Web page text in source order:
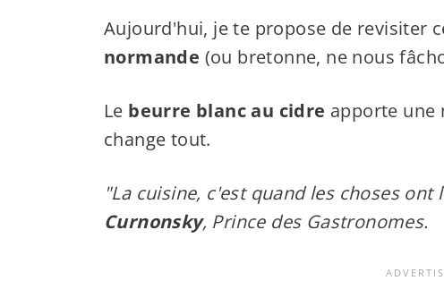
Aujourd'hui, je te propose de revisiter
normande (ou bretonne, ne nous
Le beurre blanc au cidre apporte une
change tout.
"La cuisine, c'est quand les choses
Curnonsky, Prince des Gastronomes.